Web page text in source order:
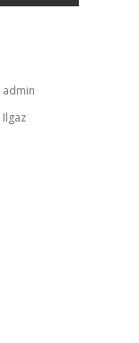
admin
Ilgaz